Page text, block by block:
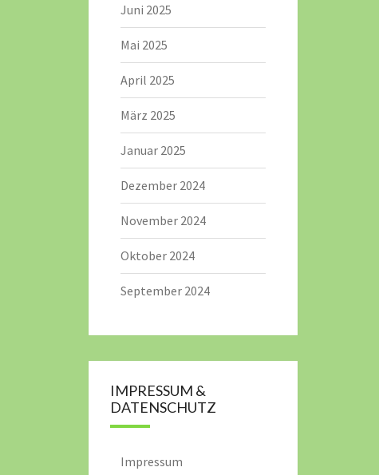
Juni 2025
Mai 2025
April 2025
März 2025
Januar 2025
Dezember 2024
November 2024
Oktober 2024
September 2024
IMPRESSUM &
DATENSCHUTZ
Impressum